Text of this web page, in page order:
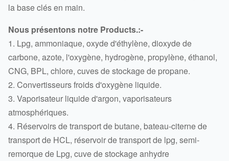
la base clés en main.
Nous présentons notre Products.:-
1. Lpg, ammoniaque, oxyde d'éthylène, dioxyde de
carbone, azote, l'oxygène, hydrogène, propylène, éthanol,
CNG, BPL, chlore, cuves de stockage de propane.
2. Convertisseurs froids d'oxygène liquide.
3. Vaporisateur liquide d'argon, vaporisateurs
atmosphériques.
4. Réservoirs de transport de butane, bateau-citerne de
transport de HCL, réservoir de transport de lpg, semi-
remorque de Lpg, cuve de stockage anhydre